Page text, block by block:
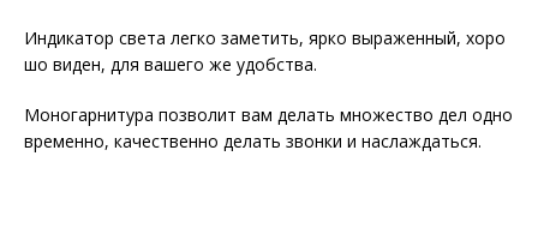
Индикатор света легко заметить, ярко выраженный, хоро
шо виден, для вашего же удобства.
Моногарнитура позволит вам делать множество дел одно
временно, качественно делать звонки и наслаждаться.